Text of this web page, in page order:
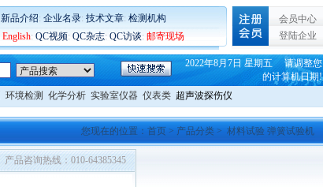
新品介绍: 企业名录: 技术文章: 检测机构
English: QC视频: QC杂志: QC访谈: 邮寄现场
会员中心
登陆企业
2022年8月7日 星期五 请调整您
的计算机日期!
环境检测 化学分析 实验室仪器 仪表类 超声波探伤仪
您现在的位置： 首页 > 产品分类 > 材料试验 弹簧试验机
产品咨询热线：010-64385345